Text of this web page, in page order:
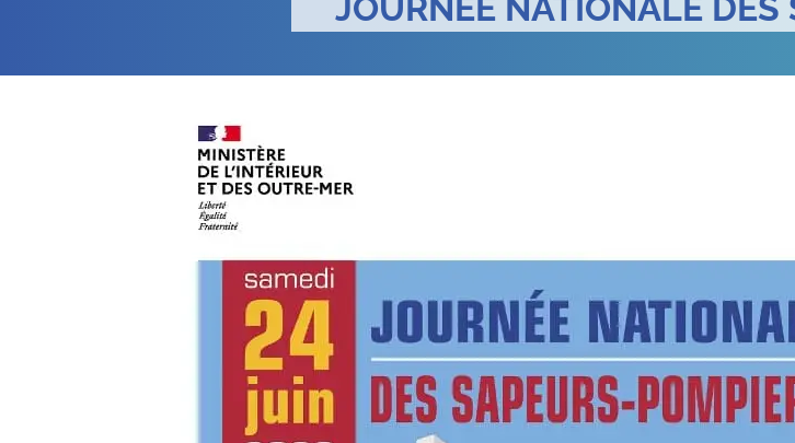
JOURNÉE NATIONALE DES